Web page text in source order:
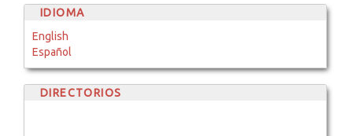
IDIOMA
English
Español
DIRECTORIOS